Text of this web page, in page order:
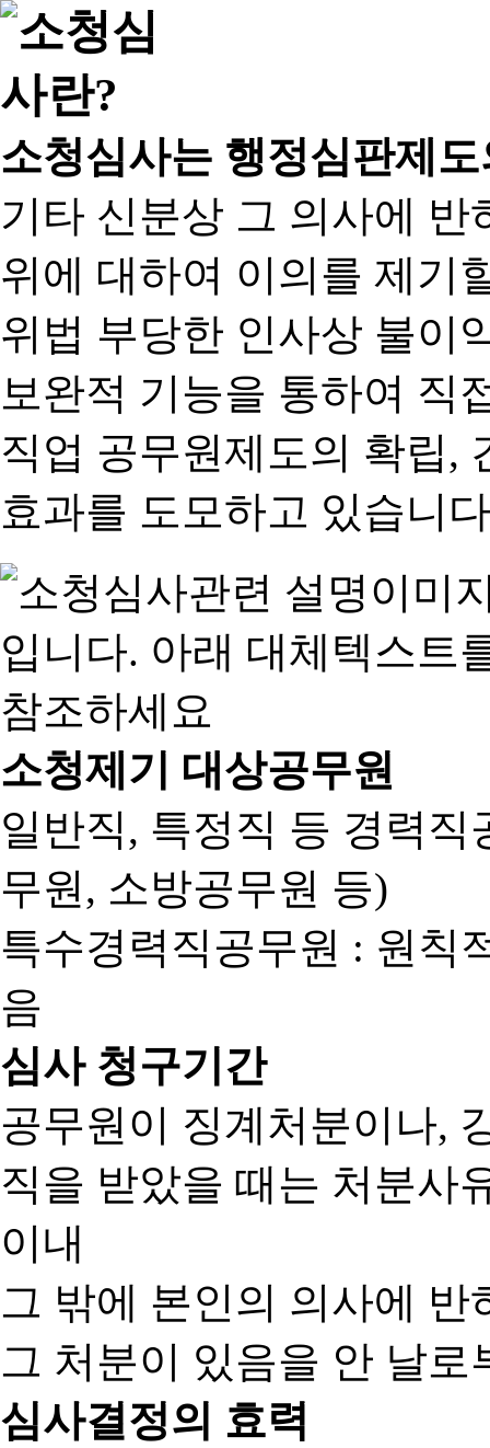
소청심사는 행정심판제
기타 신분상 그 의사에
위에 대하여 이의를 제기
위법 부당한 인사상 불이
보완적 기능을 통하여 직
직업 공무원제도의 확립,
효과를 도모하고 있습니
소청제기 대상공무원
일반직, 특정직 등 경력
무원, 소방공무원 등)
특수경력직공무원 : 원칙
음
심사 청구기간
공무원이 징계처분이나,
직을 받았을 때는 처분사
이내
그 밖에 본인의 의사에
그 처분이 있음을 안 날로
심사결정의 효력